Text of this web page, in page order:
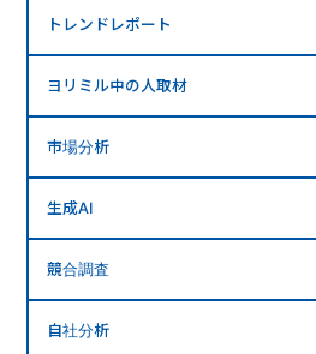
トレンドレポート
ヨリミル中の人取材
市場分析
生成AI
競合調査
自社分析